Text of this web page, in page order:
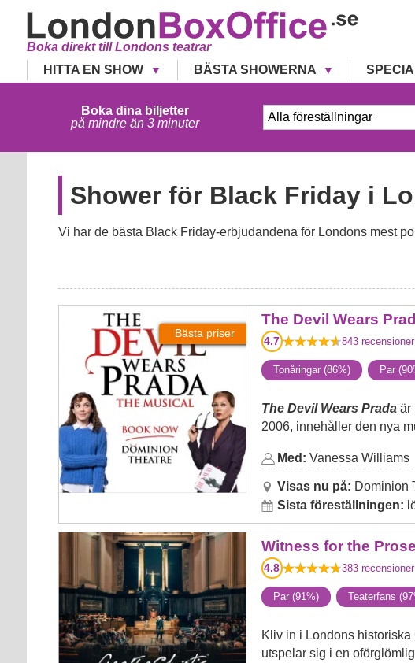
Boka direkt till Londons teatrar
HITTA EN SHOW
BÄSTA SHOWERNA
Boka dina biljetter
på mindre än 3 minuter
Shower för Black Friday i
Vi har de bästa Black Friday-erbjudandena för Londons mest
Bästa priser
The Devil Wears Prada The Devil Wears
4.7 843recensioner
Tonåringar (86%) Par
The Devil Wears Pradaär
2006, innehåller den nya
Med: Vanessa Williams
Visas nu på: Dominion
Sista föreställningen:
Witness for the Prosecution by
Agatha Christie
Witness for the
4.8 383recensioner
Par (91%) Teaterfans
Kliv in i Londons
utspelar sig i en